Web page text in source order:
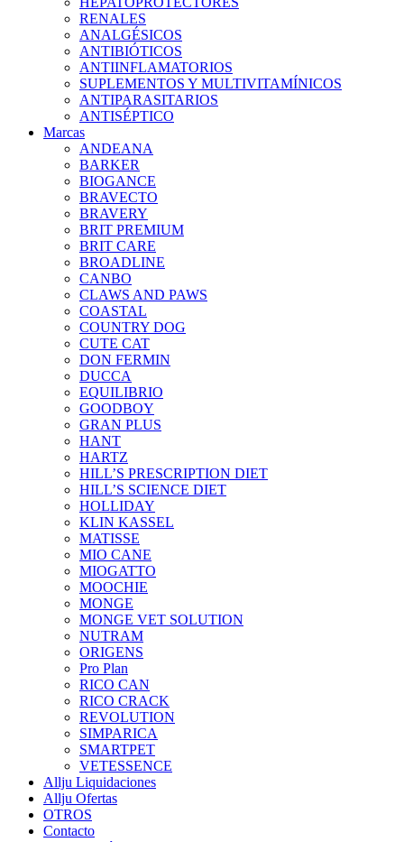
RENALES
ANALGÉSICOS
ANTIBIÓTICOS
ANTIINFLAMATORIOS
SUPLEMENTOS Y MULTIVITAMÍNICOS
ANTIPARASITARIOS
ANTISÉPTICO
Marcas
ANDEANA
BARKER
BIOGANCE
BRAVECTO
BRAVERY
BRIT PREMIUM
BRIT CARE
BROADLINE
CANBO
CLAWS AND PAWS
COASTAL
COUNTRY DOG
CUTE CAT
DON FERMIN
DUCCA
EQUILIBRIO
GOODBOY
GRAN PLUS
HANT
HARTZ
HILL’S PRESCRIPTION DIET
HILL’S SCIENCE DIET
HOLLIDAY
KLIN KASSEL
MATISSE
MIO CANE
MIOGATTO
MOOCHIE
MONGE
MONGE VET SOLUTION
NUTRAM
ORIGENS
Pro Plan
RICO CAN
RICO CRACK
REVOLUTION
SIMPARICA
SMARTPET
VETESSENCE
Allju Liquidaciones
Allju Ofertas
OTROS
Contacto